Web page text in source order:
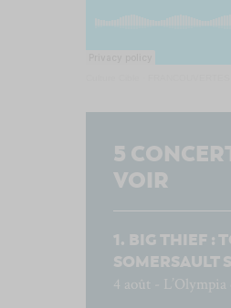
5
VOIR
BIG THIEF :
SOMERSAULT
4 août -